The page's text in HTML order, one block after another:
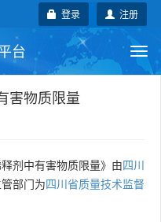
注册
登录
台
地方标准
会
害物质限量
剂中有害物质限量》由四川
部门为四川省质量技术监督